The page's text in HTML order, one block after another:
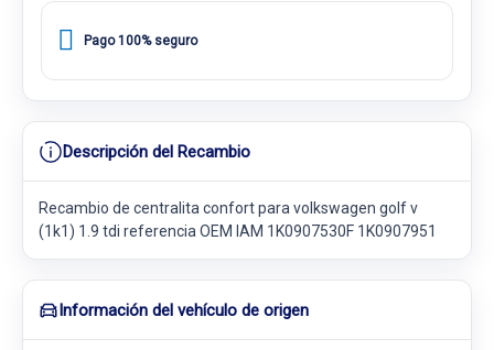
Pago 100% seguro
Descripción del Recambio
Recambio de centralita confort para volkswagen golf v
(1k1) 1.9 tdi referencia OEM IAM 1K0907530F 1K0907951
Información del vehículo de origen